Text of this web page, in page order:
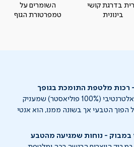
בדרגת קושי
בינונית
השומרים על
טמפרטורת הגוף
- רכות מלטפת התומכת בגופך
מילוי הכרית עשוי מפוך אלטרנטיבי (100% פוליאסטר) שמעניק
הטבעי אך בשונה ממנו, הוא אנטי
במבוק - נוחות שמגיעה מהטבע